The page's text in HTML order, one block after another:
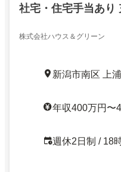
社宅・住宅手当あり
株式会社ハウス＆グリーン
新潟市南区 上浦
年収400万円〜
週休2日制 / 18